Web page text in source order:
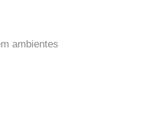
ambientes